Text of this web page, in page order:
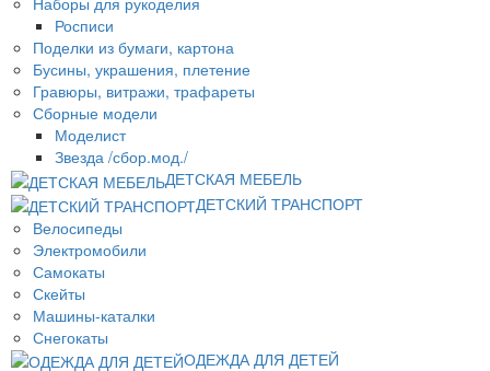
Росписи
Поделки из бумаги, картона
Бусины, украшения, плетение
Гравюры, витражи, трафареты
Сборные модели
Моделист
Звезда /сбор.мод./
ДЕТСКАЯ МЕБЕЛЬ
ДЕТСКИЙ ТРАНСПОРТ
Велосипеды
Электромобили
Самокаты
Скейты
Машины-каталки
Снегокаты
ОДЕЖДА ДЛЯ ДЕТЕЙ